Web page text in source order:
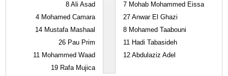
8 Ali Asad
4 Mohamed Camara
14 Mustafa Mashaal
26 Pau Prim
11 Mohammed Waad
19 Rafa Mujica
7 Mohab Mohammed Eissa
27 Anwar El Ghazi
8 Mohamed Taabouni
11 Hadi Tabasideh
12 Abdulaziz Adel